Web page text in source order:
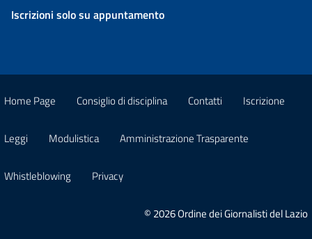
Iscrizioni solo su appuntamento
Home Page Consiglio di disciplina Contatti Iscrizione
Leggi Modulistica Amministrazione Trasparente
Whistleblowing Privacy
© 2026 Ordine dei Giornalisti del Lazio